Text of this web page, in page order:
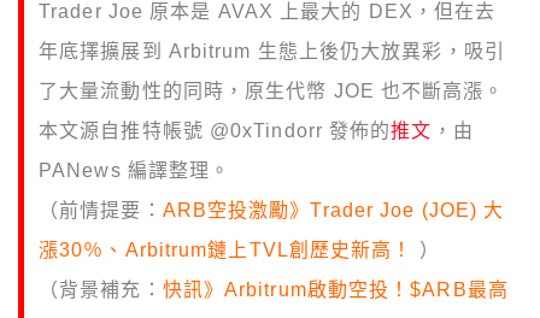
Trader Joe 原本是 AVAX 上最大的 DEX，但在去
年底擇擴展到 Arbitrum 生態上後仍大放異彩，吸引
了大量流動性的同時，原生代幣 JOE 也不斷高漲。
本文源自推特帳號 @0xTindorr 發佈的推文 ，由
PANews 編譯整理。
（前情提要： ARB空投激勵》Trader Joe (JOE) 大
漲30％、Arbitrum鏈上TVL創歷史新高！
）
（背景補充： 快訊》Arbitrum啟動空投！$ARB最高